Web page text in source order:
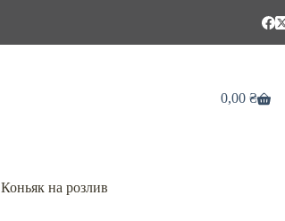
Кошик
0,00 ₴
Коньяк на розлив